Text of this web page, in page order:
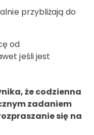
przybliżają do
od
jeśli jest
że codzienna
zadaniem
się na